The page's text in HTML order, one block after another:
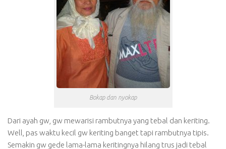
Bokap dan nyokap
Dari ayah gw, gw mewarisi rambutnya yang tebal dan keriting.
Well, pas waktu kecil gw keriting banget tapi rambutnya tipis.
Semakin gw gede lama-lama keritingnya hilang trus jadi tebal